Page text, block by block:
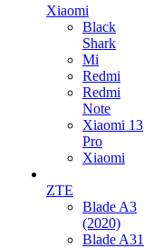
Xiaomi
Black
Shark
Mi
Redmi
Redmi
Note
Xiaomi 13
Pro
Xiaomi
ZTE
Blade A3
(2020)
Blade A31